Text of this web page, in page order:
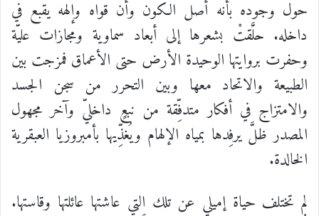
حول وجوده بأنه أصل الكون وأن قواه وإلهه يقبع في
داخله. حلَّقتْ بشعرها إلى أبعاد سماوية ومجازات عليّة
وحفرت بروايتها الوحيدة الأرض حتى الأعماق فمزجت بين
الطبيعة والاتحاد معها وبين التحرر من سجن الجسد
والامتزاج في أفكار متدفِّقة من نبعٍ داخليّ وآخر مجهول
المصدر ظلَّ يرفِدها بمياه الإلهام ويُغذِّيها بأمبروزيا العبقرية
الخالدة.
لم تختلف حياة إميلي عن تلك التي عاشتها عائلتها وقاستها.